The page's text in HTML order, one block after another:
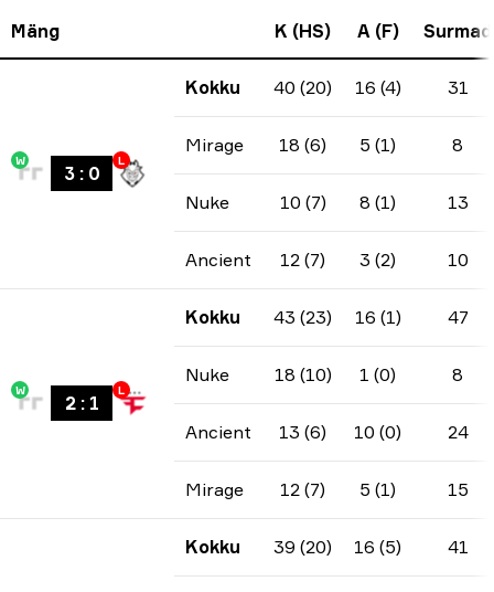
Mäng K (HS) A (F) Surmad
W
3: 0
L
Kokku 40 (20) 16 (4) 31
Mirage 18 (6) 5 (1) 8
Nuke 10 (7) 8 (1) 13
Ancient 12 (7) 3 (2) 10
W
2: 1
L
Kokku 43 (23) 16 (1) 47
Nuke 18 (10) 1 (0) 8
Ancient 13 (6) 10 (0) 24
Mirage 12 (7) 5 (1) 15
Kokku 39 (20) 16 (5) 41